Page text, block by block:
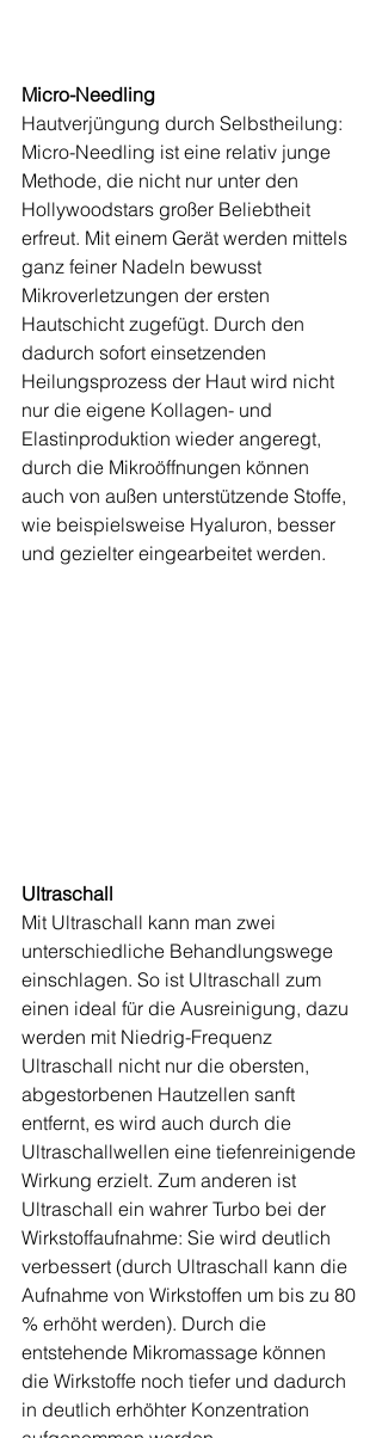
Micro-Needling
Hautverjüngung durch Selbstheilung:
Micro-Needling ist eine relativ junge
Methode, die nicht nur unter den
Hollywoodstars großer Beliebtheit
erfreut. Mit einem Gerät werden mittels
ganz feiner Nadeln bewusst
Mikroverletzungen der ersten
Hautschicht zugefügt. Durch den
dadurch sofort einsetzenden
Heilungsprozess der Haut wird nicht
nur die eigene Kollagen- und
Elastinproduktion wieder angeregt,
durch die Mikroöffnungen können
auch von außen unterstützende Stoffe,
wie beispielsweise Hyaluron, besser
und gezielter eingearbeitet werden.
Ultraschall
Mit Ultraschall kann man zwei
unterschiedliche Behandlungswege
einschlagen. So ist Ultraschall zum
einen ideal für die Ausreinigung, dazu
werden mit Niedrig-Frequenz
Ultraschall nicht nur die obersten,
abgestorbenen Hautzellen sanft
entfernt, es wird auch durch die
Ultraschallwellen eine tiefenreinigende
Wirkung erzielt. Zum anderen ist
Ultraschall ein wahrer Turbo bei der
Wirkstoffaufnahme: Sie wird deutlich
verbessert (durch Ultraschall kann die
Aufnahme von Wirkstoffen um bis zu 80
% erhöht werden). Durch die
entstehende Mikromassage können
die Wirkstoffe noch tiefer und dadurch
in deutlich erhöhter Konzentration